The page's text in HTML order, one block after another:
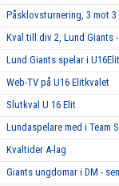
Påsklovsturnering, 3 mot 3
Kval till div 2, Lund Giants
Lund Giants spelar i
Web-TV på U16 Elitkvalet
Slutkval U 16 Elit
Lundaspelare med i Team
Kvaltider A-lag
Giants ungdomar i DM -